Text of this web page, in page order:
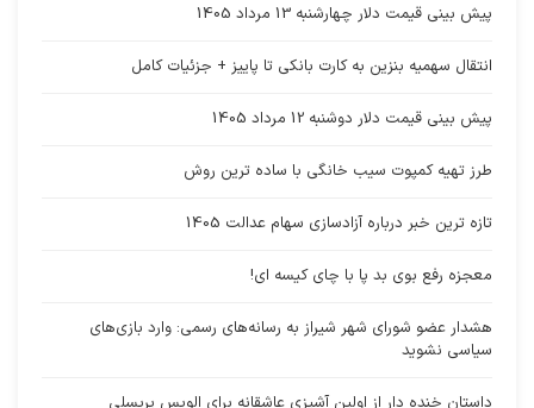
پیش بینی قیمت دلار چهارشنبه 13 مرداد 1405
انتقال سهمیه بنزین به کارت بانکی تا پاییز + جزئیات کامل
پیش بینی قیمت دلار دوشنبه 12 مرداد 1405
طرز تهیه کمپوت سیب خانگی با ساده ترین روش
تازه ترین خبر درباره آزادسازی سهام عدالت 1405
معجزه رفع بوی بد پا با چای کیسه ای!
هشدار عضو شورای شهر شیراز به رسانه‌های رسمی: وارد بازی‌های
سیاسی نشوید
داستان خنده دار از اولین آشپزی عاشقانه برای الویس پریسلی